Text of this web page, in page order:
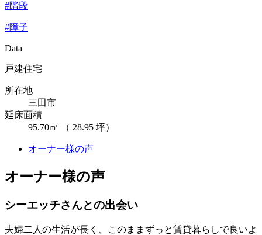
#階段
#障子
Data
戸建住宅
所在地
三田市
延床面積
95.70㎡ （ 28.95 坪）
オーナー様の声
オーナー様の声
シーエッチさんとの出会い
夫婦二人の生活が長く、このままずっと賃貸暮らしで良いよ